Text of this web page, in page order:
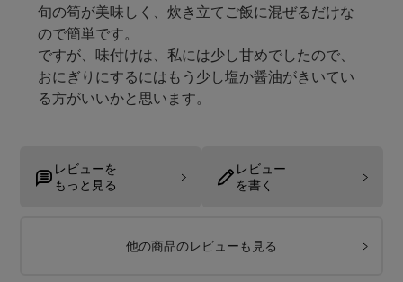
旬の筍が美味しく、炊き立てご飯に混ぜるだけな
ので簡単です。
ですが、味付けは、私には少し甘めでしたので、
おにぎりにするにはもう少し塩か醤油がきいてい
る方がいいかと思います。
レビューを
もっと見る
レビュー
を書く
他の商品のレビューも見る